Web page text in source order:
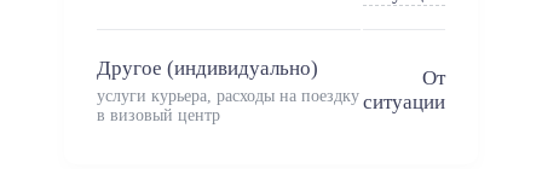
Другое (индивидуально)
услуги курьера, расходы на поездку
в визовый центр
От
ситуации